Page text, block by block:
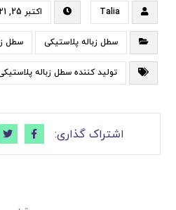
Talia اکتبر 25, 2021
سطل زباله پلاستیکی سطل
تولید کننده سطل زباله